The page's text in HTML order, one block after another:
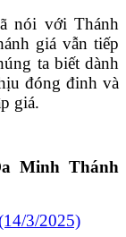
nói với Thánh
giá vẫn tiếp
ta biết dành
đóng đinh và
giá.
Minh Thánh
3/2025)